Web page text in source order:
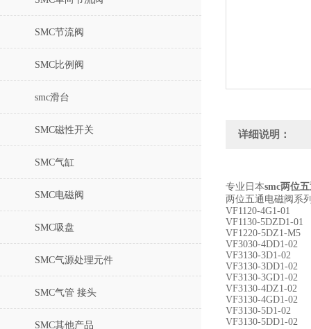
SMC节流阀
SMC比例阀
smc滑台
SMC磁性开关
SMC气缸
SMC电磁阀
SMC吸盘
SMC气源处理元件
SMC气管 接头
SMC其他产品
详细说明：
专业日本smc两位
两位五通电磁阀系
VF1120-4G1-01
VF1130-5DZD1-01
VF1220-5DZ1-M5
VF3030-4DD1-02
VF3130-3D1-02
VF3130-3DD1-02
VF3130-3GD1-02
VF3130-4DZ1-02
VF3130-4GD1-02
VF3130-5D1-02
VF3130-5DD1-02